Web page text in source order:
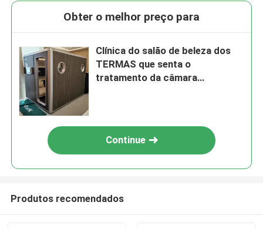
Obter o melhor preço para
Clínica do salão de beleza dos
TERMAS que senta o
tratamento da câmara
Continue
Produtos recomendados